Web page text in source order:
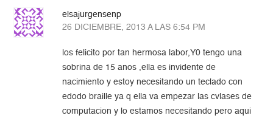
elsajurgensenp
26 DICIEMBRE, 2013 A LAS 6:54 PM
los felicito por tan hermosa labor,Y0 tengo una
sobrina de 15 anos ,ella es invidente de
nacimiento y estoy necesitando un teclado con
edodo braille ya q ella va empezar las cvlases de
computacion y lo estamos necesitando pero aqui